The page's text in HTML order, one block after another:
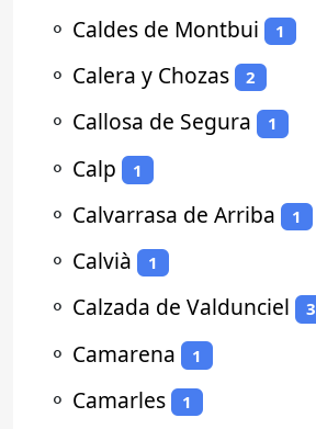
⚬ Caldes de Montbui 1
⚬ Calera y Chozas 2
⚬ Callosa de Segura 1
⚬ Calp 1
⚬ Calvarrasa de Arriba 1
⚬ Calvià 1
⚬ Calzada de Valdunciel 3
⚬ Camarena 1
⚬ Camarles 1